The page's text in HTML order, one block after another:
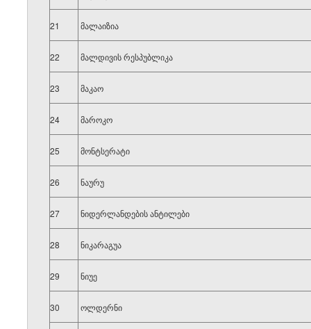
21 მალაიზია
22 მალდივის რესპუბლიკა
23 მაკაო
24 მაროკო
25 მონტსერატი
26 ნაურუ
27 ნიდერლანდების ანტილები
28 ნიკარაგუა
29 ნიუე
30 ოლდერნი